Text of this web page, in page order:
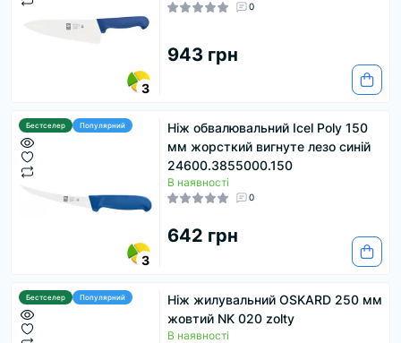
3
0
943 грн
Бестселер Популярний
3
Ніж обвалювальний Icel Poly 150
мм жорсткий вигнуте лезо синій
24600.3855000.150
В наявності
0
642 грн
Бестселер Популярний
Ніж жилувальний OSKARD 250 мм
жовтий NK 020 zolty
В наявності